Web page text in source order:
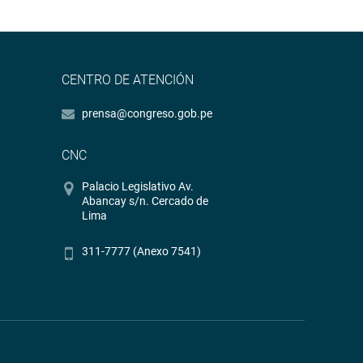
CENTRO DE ATENCIÓN
prensa@congreso.gob.pe
CNC
Palacio Legislativo Av.
Abancay s/n. Cercado de
Lima
311-7777 (Anexo 7541)